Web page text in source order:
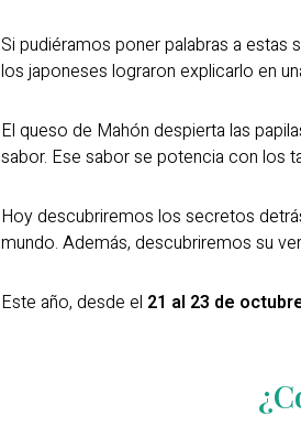
Si pudiéramos poner palabras a
los japoneses lograron explicarlo en
El queso de Mahón despierta las
sabor. Ese sabor se potencia con los
Hoy descubriremos los secretos
mundo. Además, descubriremos su
Este año, desde el 21 al 23 de